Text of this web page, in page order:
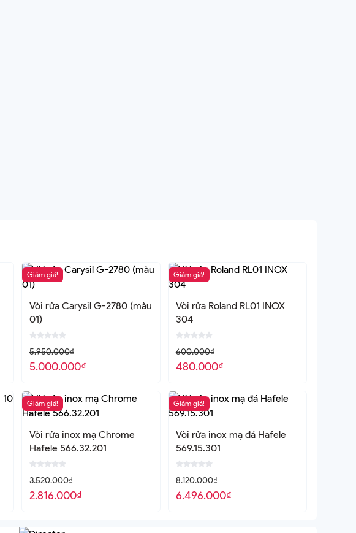
Giảm giá!
Vòi rửa Carysil G-2780 (màu
01)
5.950.000₫
5.000.000₫
Giảm giá!
Vòi rửa Roland RL01 INOX
304
600.000₫
480.000₫
Giảm giá!
Vòi rửa inox mạ Chrome
Hafele 566.32.201
3.520.000₫
2.816.000₫
Giảm giá!
Vòi rửa inox mạ đá Hafele
569.15.301
8.120.000₫
6.496.000₫